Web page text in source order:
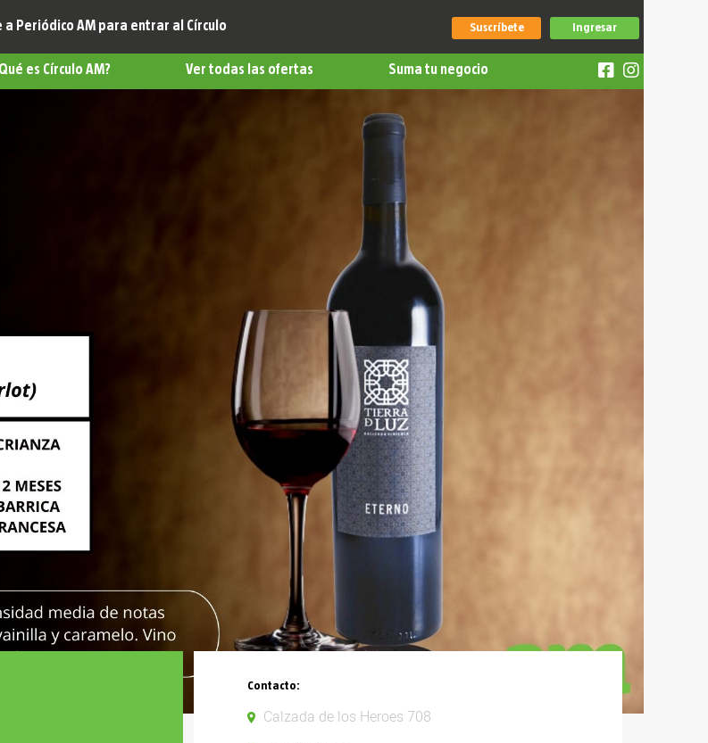
a Periódico AM para entrar al Círculo Suscríbete Ingresar
es Círculo AM? Ver todas las ofertas Suma tu negocio
Contacto:
Calzada de los Heroes 708